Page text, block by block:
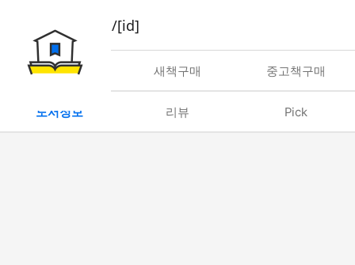
book/rent/[id]
대여 새책구매 중고책구매
도서정보 리뷰 Pick